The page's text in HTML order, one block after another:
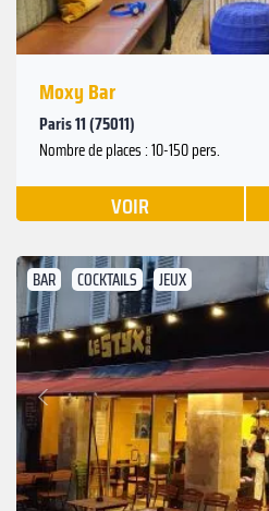
Moxy Bar
Paris 11 (75011)
Nombre de places : 10-150 pers.
VOIR
BAR COCKTAILS JEUX
Précédent